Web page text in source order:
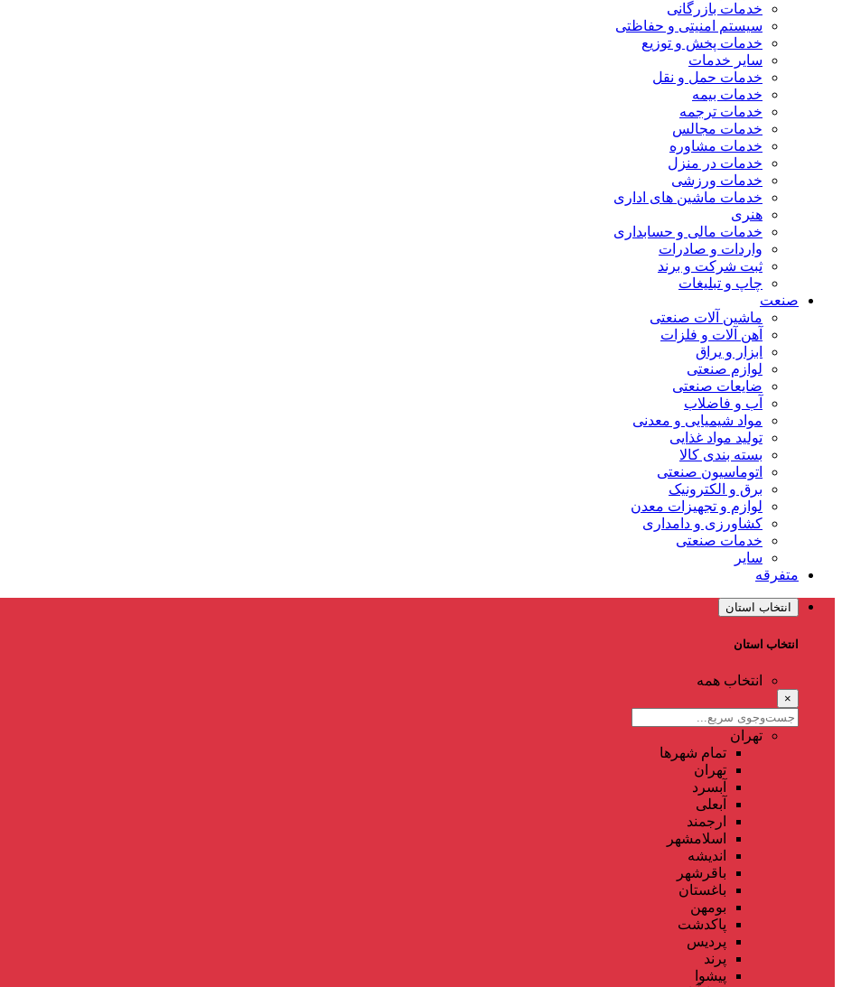
خدمات بازرگانی
سیستم امنیتی و حفاظتی
خدمات پخش و توزیع
سایر خدمات
خدمات حمل و نقل
خدمات بیمه
خدمات ترجمه
خدمات مجالس
خدمات مشاوره
خدمات در منزل
خدمات ورزشی
خدمات ماشین های اداری
هنری
خدمات مالی و حسابداری
واردات و صادرات
ثبت شرکت و برند
چاپ و تبلیغات
صنعت
ماشین آلات صنعتی
آهن آلات و فلزات
ابزار و یراق
لوازم صنعتی
ضایعات صنعتی
آب و فاضلاب
مواد شیمیایی و معدنی
تولید مواد غذایی
بسته بندی کالا
اتوماسیون صنعتی
برق و الکترونیک
لوازم و تجهیزات معدن
کشاورزی و دامداری
خدمات صنعتی
سایر
متفرقه
انتخاب استان
انتخاب استان
انتخاب همه
×
تهران
تمام شهر‌ها
تهران
آبسرد
آبعلی
ارجمند
اسلامشهر
اندیشه
باقرشهر
باغستان
بومهن
پاکدشت
پردیس
پرند
پیشوا